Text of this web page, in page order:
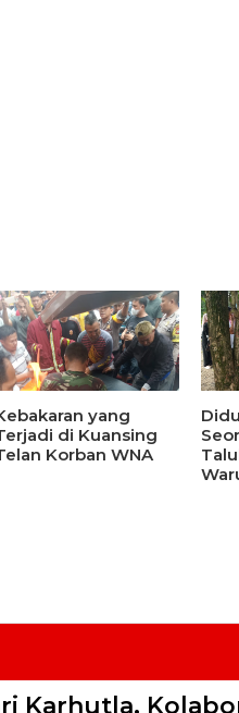
yang
di Kuansing
Korban WNA
Karhutla,